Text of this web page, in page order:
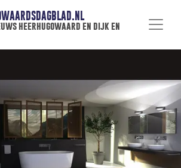
heerhugowaard en dijk en